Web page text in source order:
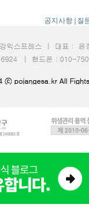
공지사항 | 질